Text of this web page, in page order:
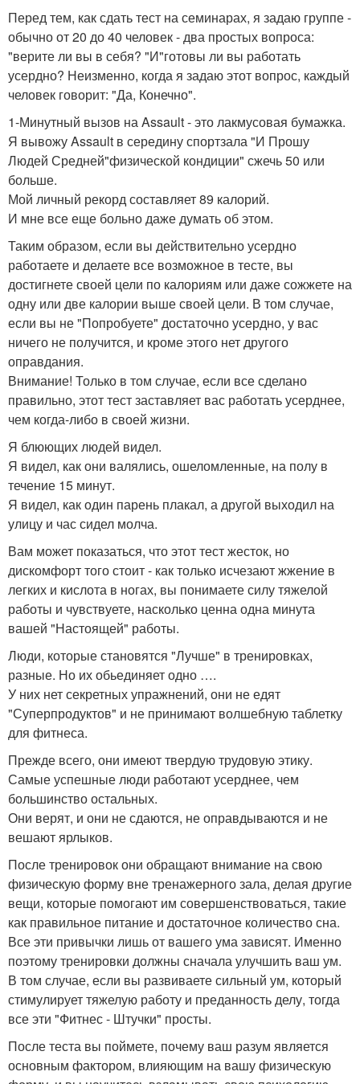
Перед тем, как сдать тест на семинарах, я задаю группе -
обычно от 20 до 40 человек - два простых вопроса:
"верите ли вы в себя? "И"готовы ли вы работать
усердно? Неизменно, когда я задаю этот вопрос, каждый
человек говорит: "Да, Конечно".
1-Минутный вызов на Assault - это лакмусовая бумажка.
Я вывожу Assault в середину спортзала "И Прошу
Людей Средней"физической кондиции" сжечь 50 или
больше.
Мой личный рекорд составляет 89 калорий.
И мне все еще больно даже думать об этом.
Таким образом, если вы действительно усердно
работаете и делаете все возможное в тесте, вы
достигнете своей цели по калориям или даже сожжете на
одну или две калории выше своей цели. В том случае,
если вы не "Попробуете" достаточно усердно, у вас
ничего не получится, и кроме этого нет другого
оправдания.
Внимание! Только в том случае, если все сделано
правильно, этот тест заставляет вас работать усерднее,
чем когда-либо в своей жизни.
Я блюющих людей видел.
Я видел, как они валялись, ошеломленные, на полу в
течение 15 минут.
Я видел, как один парень плакал, а другой выходил на
улицу и час сидел молча.
Вам может показаться, что этот тест жесток, но
дискомфорт того стоит - как только исчезают жжение в
легких и кислота в ногах, вы понимаете силу тяжелой
работы и чувствуете, насколько ценна одна минута
вашей "Настоящей" работы.
Люди, которые становятся "Лучше" в тренировках,
разные. Но их обьединяет одно ….
У них нет секретных упражнений, они не едят
"Суперпродуктов" и не принимают волшебную таблетку
для фитнеса.
Прежде всего, они имеют твердую трудовую этику.
Самые успешные люди работают усерднее, чем
большинство остальных.
Они верят, и они не сдаются, не оправдываются и не
вешают ярлыков.
После тренировок они обращают внимание на свою
физическую форму вне тренажерного зала, делая другие
вещи, которые помогают им совершенствоваться, такие
как правильное питание и достаточное количество сна.
Все эти привычки лишь от вашего ума зависят. Именно
поэтому тренировки должны сначала улучшить ваш ум.
В том случае, если вы развиваете сильный ум, который
стимулирует тяжелую работу и преданность делу, тогда
все эти "Фитнес - Штучки" просты.
После теста вы поймете, почему ваш разум является
основным фактором, влияющим на вашу физическую